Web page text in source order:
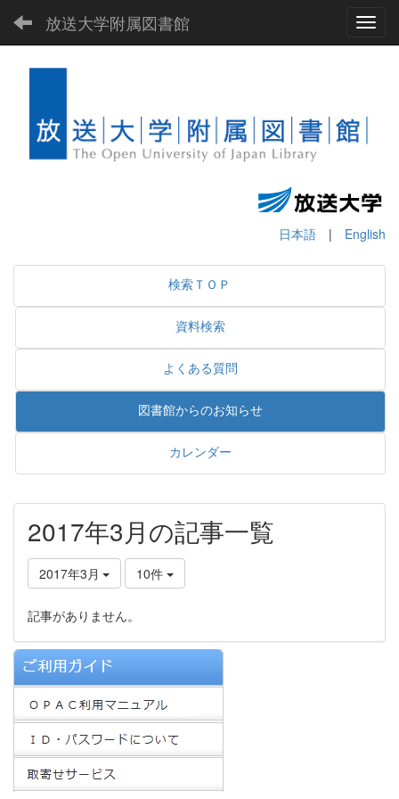
放送大学附属図書館
日本語 | English
検索ＴＯＰ
資料検索
よくある質問
図書館からのお知らせ
カレンダー
2017年3月の記事一覧
2017年3月 10件
記事がありません。